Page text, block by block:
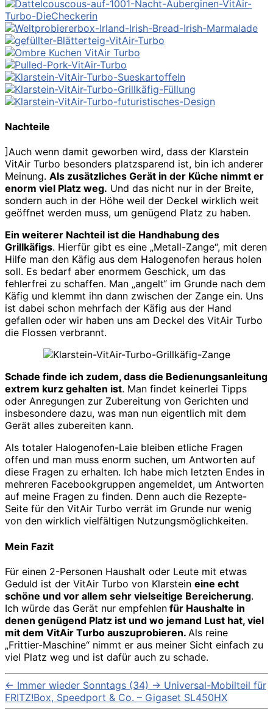
Nachteile
]Auch wenn damit geworben wird, dass der Klarstein
VitAir Turbo besonders platzsparend ist, bin ich anderer
Meinung. Als zusätzliches Gerät in der Küche nimmt er
enorm viel Platz weg. Und das nicht nur in der Breite,
sondern auch in der Höhe weil der Deckel wirklich weit
geöffnet werden muss, um genügend Platz zu haben.
Ein weiterer Nachteil ist die Handhabung des
Grillkäfigs. Hierfür gibt es eine „Metall-Zange“, mit deren
Hilfe man den Käfig aus dem Halogenofen heraus holen
soll. Es bedarf aber enormem Geschick, um das
fehlerfrei zu schaffen. Man „angelt“ im Grunde nach dem
Käfig und klemmt ihn dann zwischen der Zange ein. Uns
ist dabei schon mehrfach der Käfig aus der Hand
gefallen oder wir haben uns am Deckel des VitAir Turbo
die Flossen verbrannt.
Schade finde ich zudem, dass die Bedienungsanleitung
extrem kurz gehalten ist. Man findet keinerlei Tipps
oder Anregungen zur Zubereitung von Gerichten und
insbesondere dazu, was man nun eigentlich mit dem
Gerät alles zubereiten kann.
Als totaler Halogenofen-Laie bleiben etliche Fragen
offen und man muss enorm suchen, um Antworten auf
diese Fragen zu erhalten. Ich habe mich letzten Endes in
mehreren Facebookgruppen angemeldet, um Antworten
auf meine Fragen zu finden. Denn auch die Rezepte-
Seite für den VitAir Turbo verrät im Grunde nur wenig
von den wirklich vielfältigen Nutzungsmöglichkeiten.
Mein Fazit
Für einen 2-Personen Haushalt oder Leute mit etwas
Geduld ist der VitAir Turbo von Klarstein eine echt
schöne und vor allem sehr vielseitige Bereicherung.
Ich würde das Gerät nur empfehlen für Haushalte in
denen genügend Platz ist und wo jemand Lust hat, viel
mit dem VitAir Turbo auszuprobieren. Als reine
„Frittier-Maschine“ nimmt er aus meiner Sicht einfach zu
viel Platz weg und ist dafür auch zu schade.
← Immer wieder Sonntags (34) → Universal-Mobilteil für
FRITZ!Box, Speedport & Co. – Gigaset SL450HX